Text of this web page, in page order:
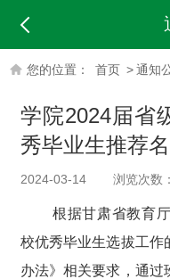
您的位置： 首页 >通知
学院2024届省
秀毕业生推荐
2024-03-14 浏览次数：
根据甘肃省教育
校优秀毕业生选拔工作
办法》相关要求，通过